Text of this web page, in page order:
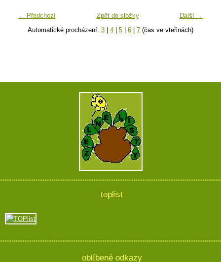
← Předchozí Další →
Zpět do složky
Automatické procházení: 3 | 4 | 5 | 6 | 7 (čas ve vteřinách)
toplist
oblíbené odkazy